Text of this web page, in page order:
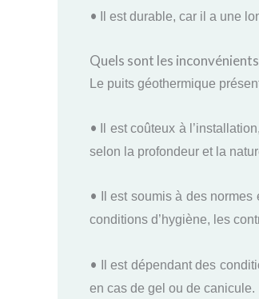
• Il est durable, car il a une
Quels sont les
Le puits géothermique
•
Il est coûteux à
selon la profondeur et la
•
Il est soumis à des
conditions d’hygiène, les
•
Il est dépendant des
en cas de gel ou de canicule.